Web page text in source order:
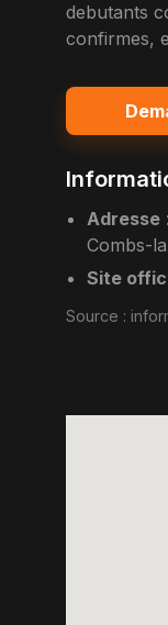
debutants
confirmes,
Adresse :
Combs-
Site
Source :